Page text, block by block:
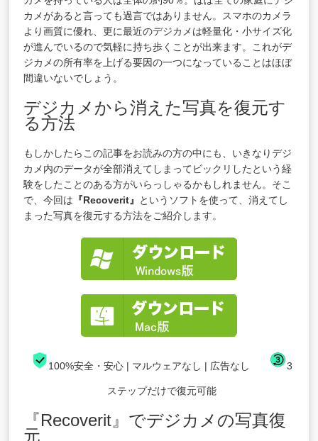
カメがあると言っても過言ではありません。スマホのカメラ
より画質に優れ、更に最近のデジカメは軽量化・小サイズ化
が進んでいるので気軽に持ち歩くことが出来ます。これがデ
ジカメの所有率を上げる要因の一つになっていることはほぼ
間違いないでしょう。
デジカメから消えた写真を復元す
る方法
もしかしたらこの記事をお読みの方の中にも、いきなりデジ
カメ内のデータが全部消えてしまってビックリしたという経
験をしたことのある方がいらっしゃるかもしれません。そこ
で、今回は 『Recoverit』 というソフトを使って、消えてし
まった写真を復元する方法をご紹介します。
100%安全・安心 | マルウェアなし | 広告なし 3
ステップだけで復元可能
『Recoverit』でデジカメの写真復
元